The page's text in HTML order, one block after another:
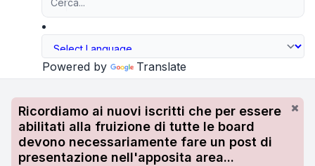
Powered by Translate
Ricordiamo ai nuovi iscritti che per essere
abilitati alla fruizione di tutte le board
devono necessariamente fare un post di
presentazione nell'apposita area...